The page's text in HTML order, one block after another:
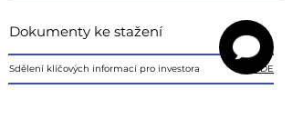
Dokumenty ke stažení
Sdělení klíčových informací pro investora ZDE